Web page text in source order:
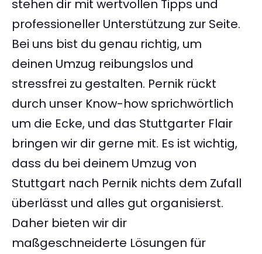
stehen dir mit wertvollen Tipps und
professioneller Unterstützung zur Seite.
Bei uns bist du genau richtig, um
deinen Umzug reibungslos und
stressfrei zu gestalten. Pernik rückt
durch unser Know-how sprichwörtlich
um die Ecke, und das Stuttgarter Flair
bringen wir dir gerne mit. Es ist wichtig,
dass du bei deinem Umzug von
Stuttgart nach Pernik nichts dem Zufall
überlässt und alles gut organisierst.
Daher bieten wir dir
maßgeschneiderte Lösungen für